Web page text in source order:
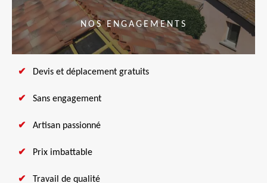
NOS ENGAGEMENTS
Devis et déplacement gratuits
Sans engagement
Artisan passionné
Prix imbattable
Travail de qualité